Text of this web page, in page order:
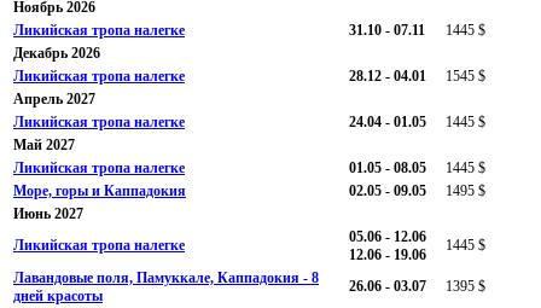
Ноябрь 2026
Ликийская тропа налегке
31.10 - 07.11
1445 $
Декабрь 2026
Ликийская тропа налегке
28.12 - 04.01
1545 $
Апрель 2027
Ликийская тропа налегке
24.04 - 01.05
1445 $
Май 2027
Ликийская тропа налегке
01.05 - 08.05
1445 $
Море, горы и Каппадокия
02.05 - 09.05
1495 $
Июнь 2027
Ликийская тропа налегке
05.06 - 12.06
12.06 - 19.06
1445 $
Лавандовые поля, Памуккале, Каппадокия - 8
дней красоты
26.06 - 03.07
1395 $